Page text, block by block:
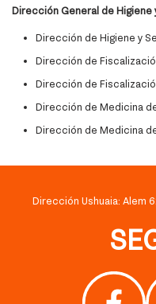
Dirección General de Higiene
Dirección de Higiene y
Dirección de
Dirección de
Dirección de Medicina
Dirección de Medicina
Dirección Ushuaia: Alem